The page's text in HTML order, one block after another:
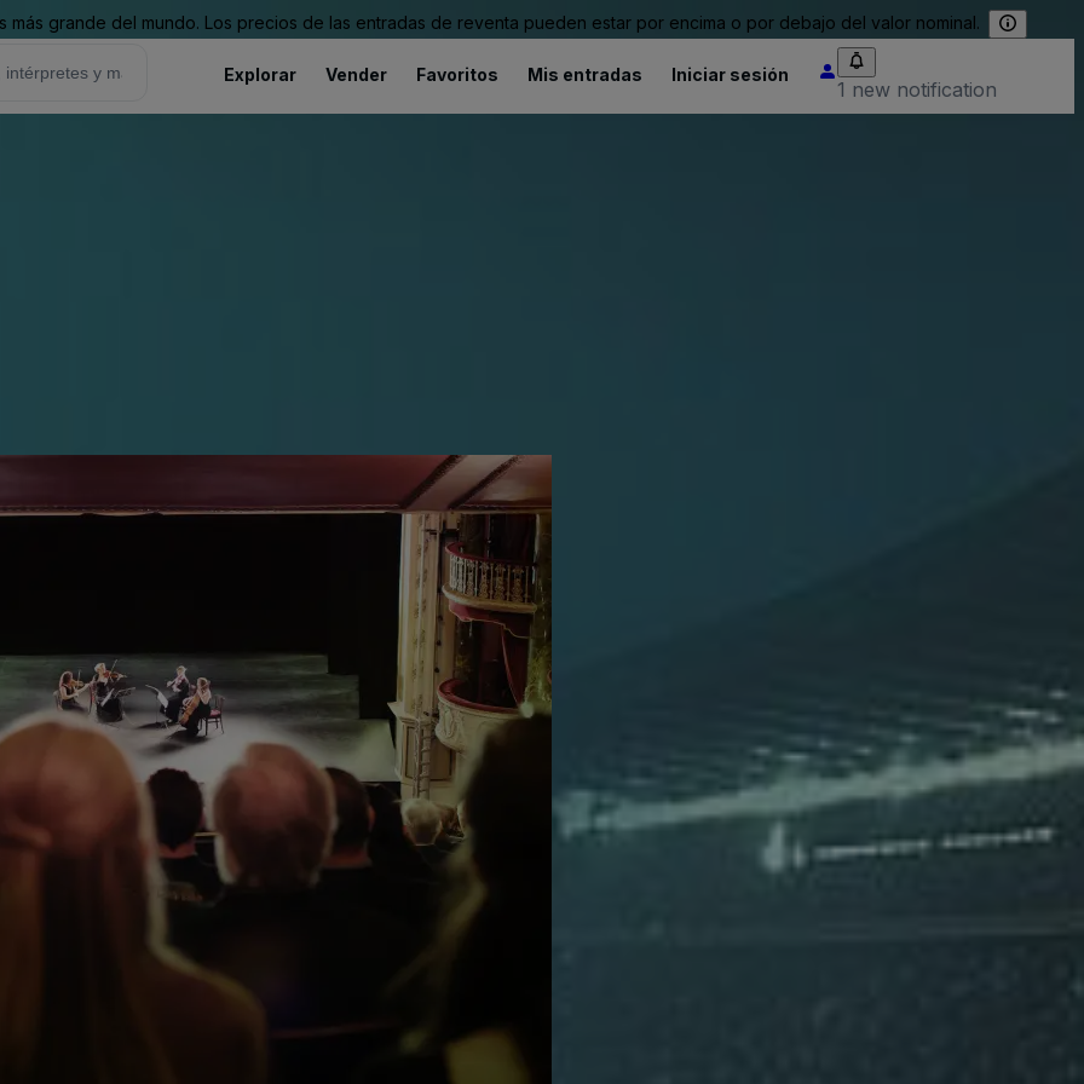
grande del mundo. Los precios de las entradas de reventa pueden estar por encima o por debajo del valor nominal.
Explorar Vender Favoritos Mis entradas Iniciar sesión
1 new notification